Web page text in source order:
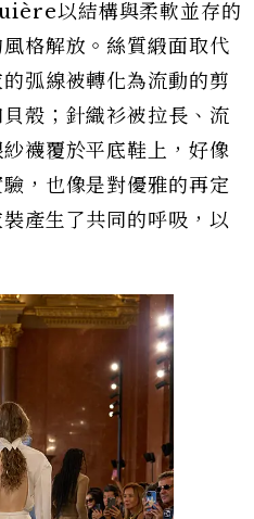
以結構與柔軟並存的
格解放。絲質緞面取代
弧線被轉化為流動的剪
殼；針織衫被拉長、流
襪覆於平底鞋上，好像
，也像是對優雅的再定
產生了共同的呼吸，以